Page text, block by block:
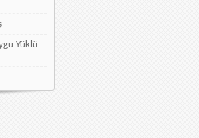
Yüklü